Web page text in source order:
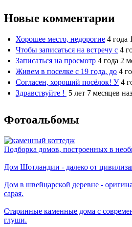
Новые комментарии
Хорошее место, недорогие 4 года
Чтобы записаться на встречу с 4
Записаться на просмотр 4 года 2
Живем в поселке с 19 года, до 4
Согласен, хороший посёлок! У 4
Здравствуйте ! 5 лет 7 месяцев
Фотоальбомы
Подборка домов, построенных в
Дом Шотландии - далеко от
Дом в швейцарской деревне -
сарая.
Старинные каменные дома с
глуши.